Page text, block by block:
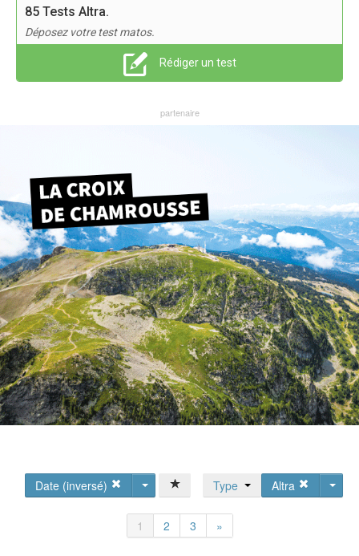
85 Tests Altra.
Déposez votre test matos.
Rédiger un test
Date (inversé) Altra
Type
1 2 3 »